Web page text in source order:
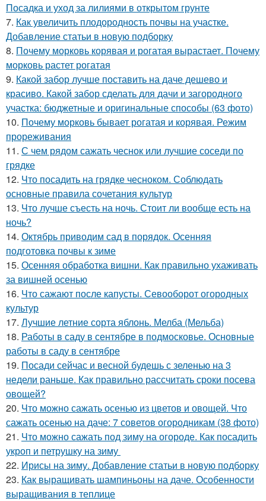
Посадка и уход за лилиями в открытом грунте
7. Как увеличить плодородность почвы на участке.
Добавление статьи в новую подборку
8. Почему морковь корявая и рогатая вырастает. Почему
морковь растет рогатая
9. Какой забор лучше поставить на даче дешево и
красиво. Какой забор сделать для дачи и загородного
участка: бюджетные и оригинальные способы (63 фото)
10. Почему морковь бывает рогатая и корявая. Режим
прореживания
11. С чем рядом сажать чеснок или лучшие соседи по
грядке
12. Что посадить на грядке чесноком. Соблюдать
основные правила сочетания культур
13. Что лучше съесть на ночь. Стоит ли вообще есть на
ночь?
14. Октябрь приводим сад в порядок. Осенняя
подготовка почвы к зиме
15. Осенняя обработка вишни. Как правильно ухаживать
за вишней осенью
16. Что сажают после капусты. Севооборот огородных
культур
17. Лучшие летние сорта яблонь. Мелба (Мельба)
18. Работы в саду в сентябре в подмосковье. Основные
работы в саду в сентябре
19. Посади сейчас и весной будешь с зеленью на 3
недели раньше. Как правильно рассчитать сроки посева
овощей?
20. Что можно сажать осенью из цветов и овощей. Что
сажать осенью на даче: 7 советов огородникам (38 фото)
21. Что можно сажать под зиму на огороде. Как посадить
укроп и петрушку на зиму
22. Ирисы на зиму. Добавление статьи в новую подборку
23. Как выращивать шампиньоны на даче. Особенности
выращивания в теплице